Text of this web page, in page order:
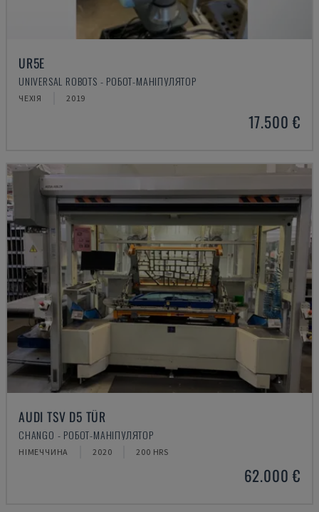
UR5E
UNIVERSAL ROBOTS - РОБОТ-МАНІПУЛЯТОР
ЧЕХІЯ 2019
17.500 €
AUDI TSV D5 TÜR
CHANGO - РОБОТ-МАНІПУЛЯТОР
НІМЕЧЧИНА 2020 200 HRS
62.000 €